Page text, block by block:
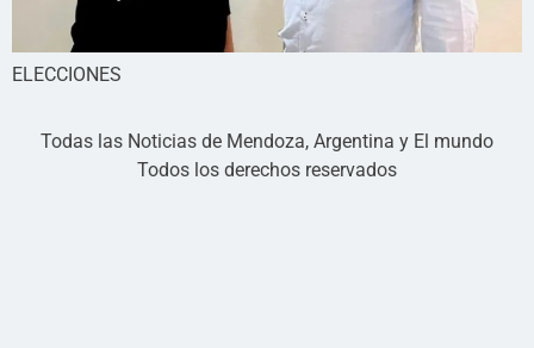
ELECCIONES
Todas las Noticias de Mendoza, Argentina y El mundo
Todos los derechos reservados